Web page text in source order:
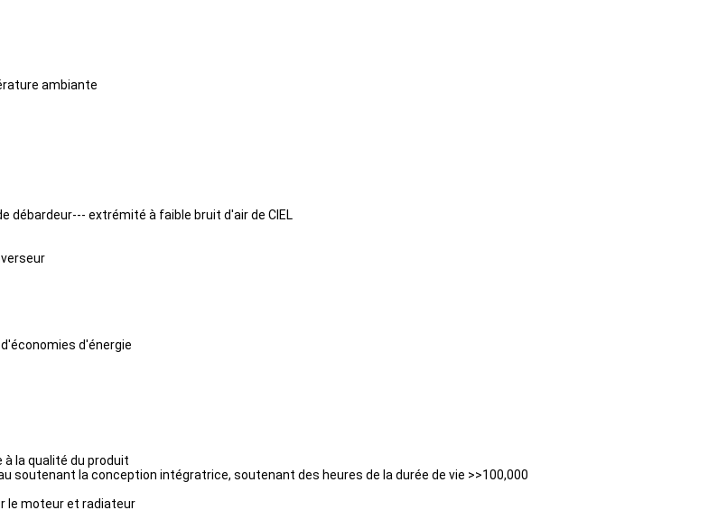
ambiante
débardeur--- extrémité à faible bruit d'air de CIEL
d'énergie
à la qualité du produit
soutenant la conception intégratrice, soutenant des heures de la durée de vie >>100,000
le moteur et radiateur